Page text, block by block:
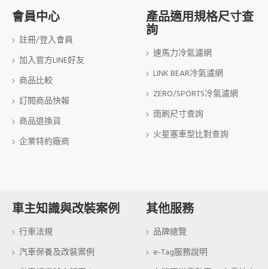
會員中心
註冊/登入會員
加入官方LINE好友
商品比較
訂閱商品快報
商品退換貨
企業特約廠商
產品適用規格尺寸查
詢
速馬力冷氣濾網
LINK BEAR冷氣濾網
ZERO/SPORTS冷氣濾網
雨刷尺寸查詢
火星塞車型比對查詢
車主知識與改裝案例
行車法規
汽車保養及改裝案例
其他服務
品牌總覽
e-Tag服務說明